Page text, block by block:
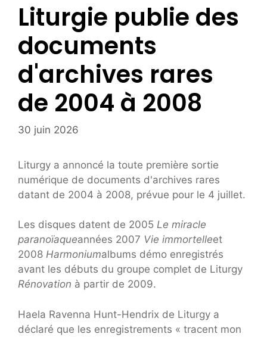
Liturgie publie des
documents
d'archives rares
de 2004 à 2008
30 juin 2026
Liturgy a annoncé la toute première sortie
numérique de documents d'archives rares
datant de 2004 à 2008, prévue pour le 4 juillet.
Les disques datent de 2005 Le miracle
paranoïaqueannées 2007 Vie immortelleet
2008 Harmoniumalbums démo enregistrés
avant les débuts du groupe complet de Liturgy
Rénovation à partir de 2009.
Haela Ravenna Hunt-Hendrix de Liturgy a
déclaré que les enregistrements « tracent mon